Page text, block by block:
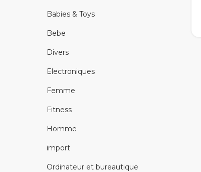
Babies & Toys
Bebe
Divers
Electroniques
Femme
Fitness
Homme
import
Ordinateur et bureautique